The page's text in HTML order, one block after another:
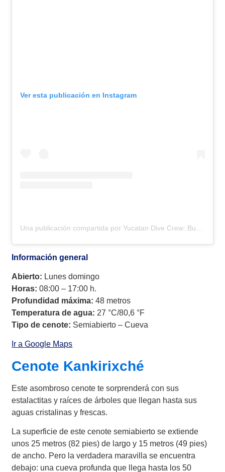
Ver esta publicación en Instagram
Una publicación compartida por Yucatan Dive Crew: Buceo en cenotes • Buceo en cavernas • Buceo en cuevas (@yucatandivecrew)
Información general
Abierto: Lunes domingo
Horas: 08:00 – 17:00 h.
Profundidad máxima: 48 metros
Temperatura de agua: 27 °C/80,6 °F
Tipo de cenote: Semiabierto – Cueva
Ir a Google Maps
Cenote Kankirixché
Este asombroso cenote te sorprenderá con sus
estalactitas y raíces de árboles que llegan hasta sus
aguas cristalinas y frescas.
La superficie de este cenote semiabierto se extiende
unos 25 metros (82 pies) de largo y 15 metros (49 pies)
de ancho. Pero la verdadera maravilla se encuentra
debajo: una cueva profunda que llega hasta los 50